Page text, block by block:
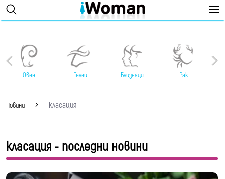
Овен Телец Близнаци Рак
Новини класация
класация - последни новини